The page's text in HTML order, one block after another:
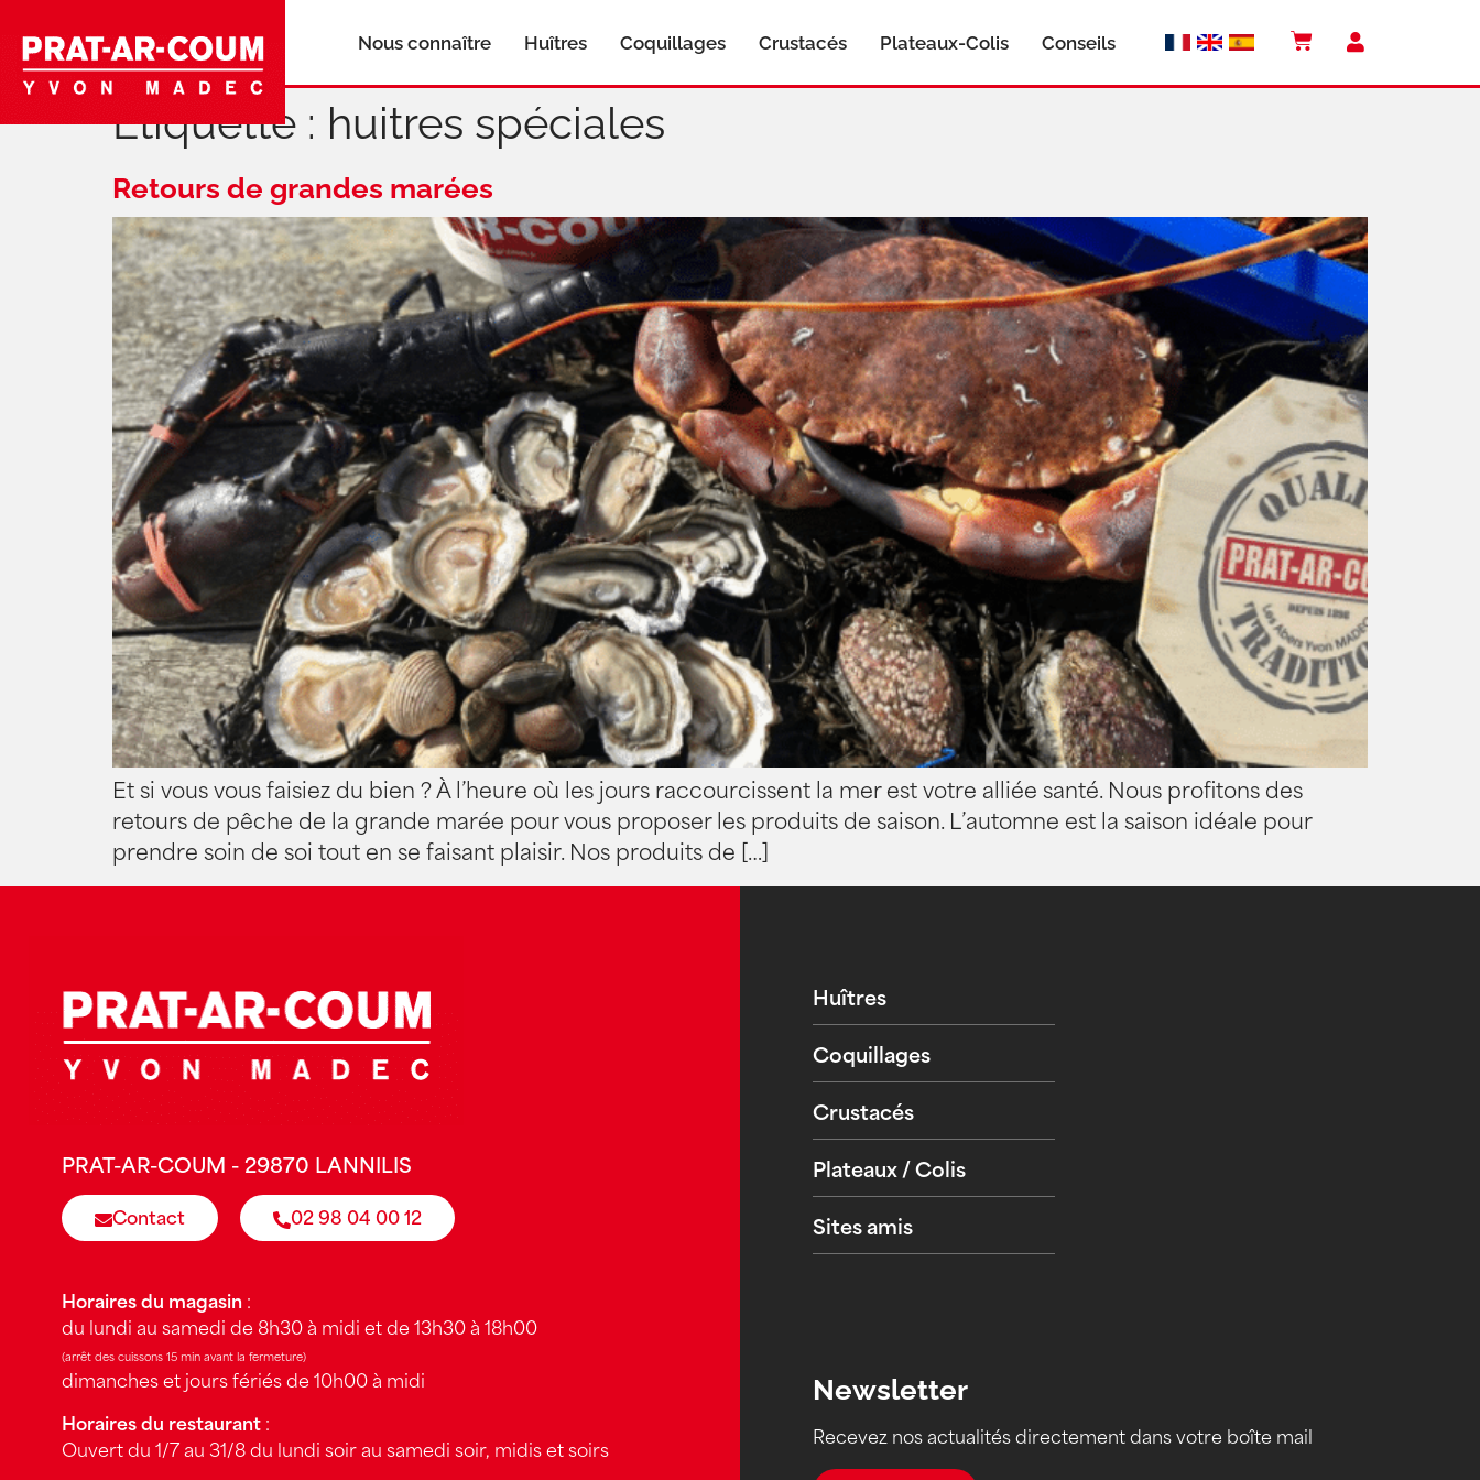
Nous connaître Huîtres Coquillages Crustacés Plateaux-Colis Conseils
Étiquette : huitres spéciales
Retours de grandes marées
Et si vous vous faisiez du bien ? À l’heure où les jours raccourcissent la mer est votre alliée santé. Nous profitons des
retours de pêche de la grande marée pour vous proposer les produits de saison. L’automne est la saison idéale pour
prendre soin de soi tout en se faisant plaisir. Nos produits de […]
PRAT-AR-COUM - 29870 LANNILIS
Contact 02 98 04 00 12
Horaires du magasin :
du lundi au samedi de 8h30 à midi et de 13h30 à 18h00
(arrêt des cuissons 15 min avant la fermeture)
dimanches et jours fériés de 10h00 à midi
Horaires du restaurant :
Ouvert du 1/7 au 31/8 du lundi soir au samedi soir, midis et soirs
Huîtres
Coquillages
Crustacés
Plateaux / Colis
Sites amis
Newsletter
Recevez nos actualités directement dans votre boîte mail